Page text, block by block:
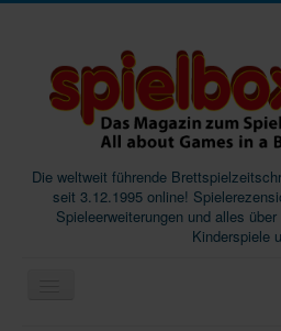
Die weltweit führende
seit 3.12.1995 online!
Spieleerweiterungen und alles
Kinderspiele